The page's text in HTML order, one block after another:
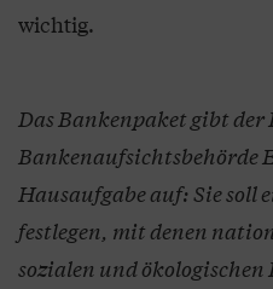
wichtig.
Das Bankenpaket gibt der
Bankenaufsichtsbehörde
Hausaufgabe auf: Sie soll
festlegen, mit denen
sozialen und